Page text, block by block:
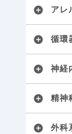
add_circle アレ
add_circle 循環
add_circle 神経
add_circle 精神
add_circle 外科